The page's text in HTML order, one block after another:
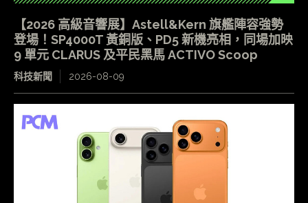
【2026 高級音響展】Astell&Kern 旗艦陣容強勢
登場！SP4000T 黃銅版、PD5 新機亮相，同場加映
9 單元 CLARUS 及平民黑馬 ACTIVO Scoop
科技新聞 2026-08-09